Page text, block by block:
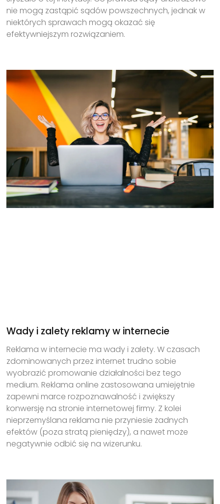
nie mogą zastąpić sądów powszechnych, jednak w
niektórych sprawach mogą okazać się
efektywniejszym rozwiązaniem.
Wady i zalety reklamy w internecie
Reklama w internecie ma wady i zalety. W czasach
zdominowanych przez internet trudno sobie
wyobrazić promowanie działalności bez tego
medium. Reklama online zastosowana umiejętnie
zapewni marce rozpoznawalność i zwiększy
konwersję na stronie internetowej firmy. Z kolei
nieprzemyślana reklama nie przyniesie żadnych
efektów (poza stratą pieniędzy), a nawet może
negatywnie odbić się na wizerunku.